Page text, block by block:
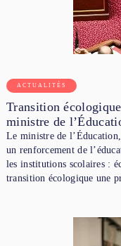
ACTUALITÉS
Transition
ministre de
Le ministre de
un renforcement de
les institutions scolaires :
transition écologique une